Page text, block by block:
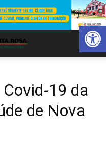
Abrir
19 da
de Nova